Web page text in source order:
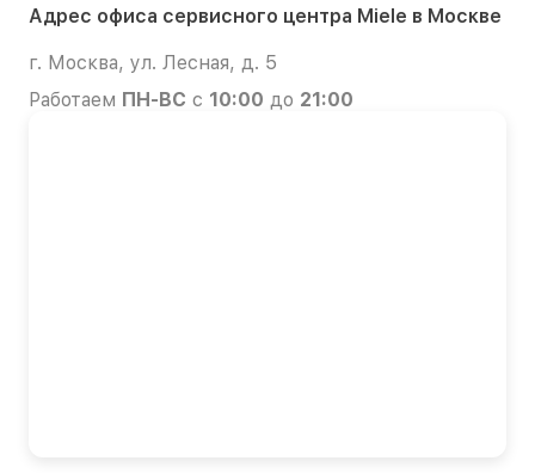
Адрес офиса сервисного центра Miele в Москве
г. Москва, ул. Лесная, д. 5
Работаем ПН-ВС с 10:00 до 21:00